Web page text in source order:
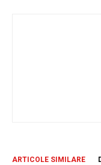
ARTICOLE SIMILARE